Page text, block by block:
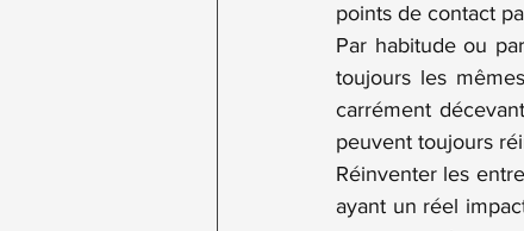
points de contact
Par habitude ou
toujours les
carrément
peuvent toujours
Réinventer les
ayant un réel